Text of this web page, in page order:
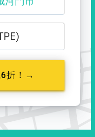
河門市
6折！→